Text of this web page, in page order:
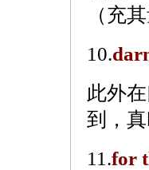
（充
10.
此外
到，真
11.for